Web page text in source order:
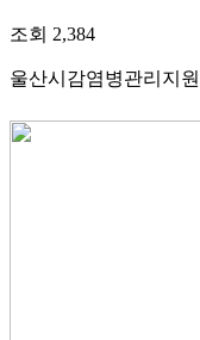
조회 2,384
울산시감염병관리지